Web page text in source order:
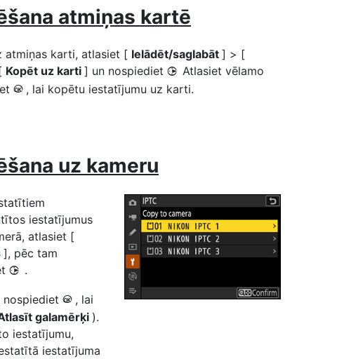
atmiņas kartē
atmiņas karti, atlasiet [ Ielādēt/saglabāt ] > [
Kopēt uz karti ] un nospiediet 2 Atlasiet vēlamo
J , lai kopētu iestatījumu uz karti.
uz kameru
iestatījumus
atlasiet [
], pēc tam
2 .
J , lai
galamērķi ).
iestatījumu,
iestatījuma